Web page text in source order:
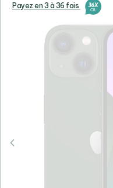
Payez en 3 à 36 fois